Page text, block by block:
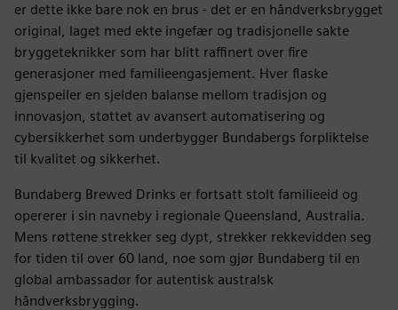
er dette ikke bare nok en brus - det er en håndverksbrygget
original, laget med ekte ingefær og tradisjonelle sakte
bryggeteknikker som har blitt raffinert over fire
generasjoner med familieengasjement. Hver flaske
gjenspeiler en sjelden balanse mellom tradisjon og
innovasjon, støttet av avansert automatisering og
cybersikkerhet som underbygger Bundabergs forpliktelse
til kvalitet og sikkerhet.
Bundaberg Brewed Drinks er fortsatt stolt familieeid og
opererer i sin navneby i regionale Queensland, Australia.
Mens røttene strekker seg dypt, strekker rekkevidden seg
for tiden til over 60 land, noe som gjør Bundaberg til en
global ambassadør for autentisk australsk
håndverksbrygging.